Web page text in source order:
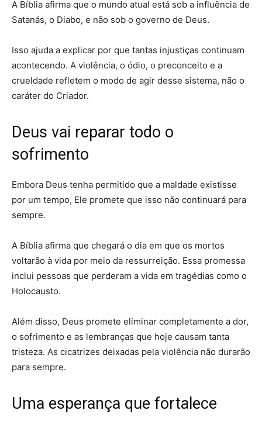
A Bíblia afirma que o mundo atual está sob a influência de
Satanás, o Diabo, e não sob o governo de Deus.
Isso ajuda a explicar por que tantas injustiças continuam
acontecendo. A violência, o ódio, o preconceito e a
crueldade refletem o modo de agir desse sistema, não o
caráter do Criador.
Deus vai reparar todo o
sofrimento
Embora Deus tenha permitido que a maldade existisse
por um tempo, Ele promete que isso não continuará para
sempre.
A Bíblia afirma que chegará o dia em que os mortos
voltarão à vida por meio da ressurreição. Essa promessa
inclui pessoas que perderam a vida em tragédias como o
Holocausto.
Além disso, Deus promete eliminar completamente a dor,
o sofrimento e as lembranças que hoje causam tanta
tristeza. As cicatrizes deixadas pela violência não durarão
para sempre.
Uma esperança que fortalece